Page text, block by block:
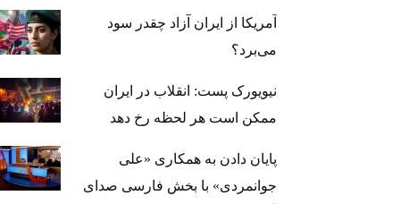
آمریکا از ایران آزاد چقدر سود
می‌برد؟
نیویورک پست: انقلاب در ایران
ممکن است هر لحظه رخ دهد
پایان دادن به همکاری «علی
جوانمردی» با بخش فارسی صدای